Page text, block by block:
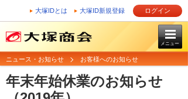
大塚IDとは 大塚ID新規登録 ログイン
メニュー
ニュース・お知らせ お客様へのお知らせ
年末年始休業のお知らせ